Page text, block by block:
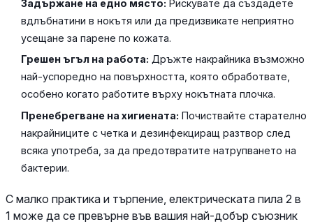
Задържане на едно място: Рискувате да създадете
вдлъбнатини в нокътя или да предизвикате неприятно
усещане за парене по кожата.
Грешен ъгъл на работа: Дръжте накрайника възможно
най-успоредно на повърхността, която обработвате,
особено когато работите върху нокътната плочка.
Пренебрегване на хигиената: Почиствайте старателно
накрайниците с четка и дезинфекциращ разтвор след
всяка употреба, за да предотвратите натрупването на
бактерии.
С малко практика и търпение, електрическата пила 2 в
1 може да се превърне във вашия най-добър съюзник